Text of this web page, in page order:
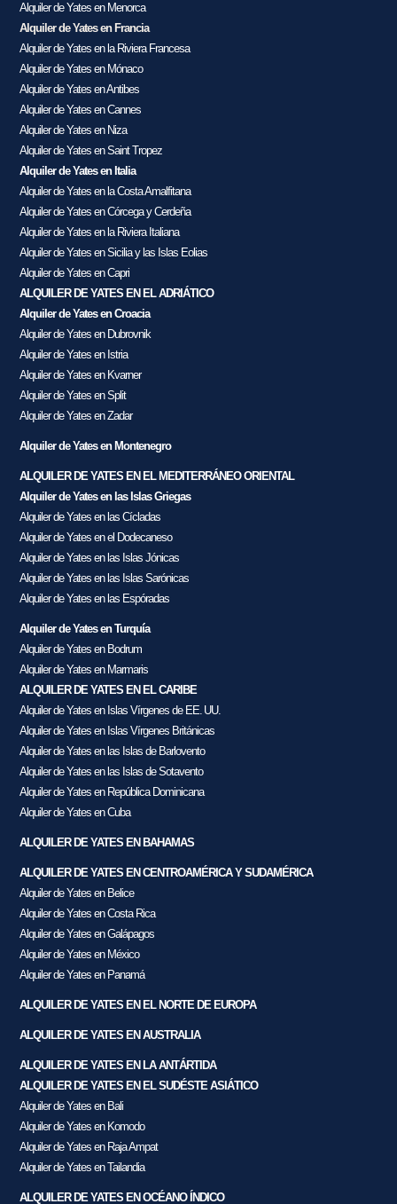
Alquiler de Yates en Menorca
Alquiler de Yates en Francia
Alquiler de Yates en la Riviera Francesa
Alquiler de Yates en Mónaco
Alquiler de Yates en Antibes
Alquiler de Yates en Cannes
Alquiler de Yates en Niza
Alquiler de Yates en Saint Tropez
Alquiler de Yates en Italia
Alquiler de Yates en la Costa Amalfitana
Alquiler de Yates en Córcega y Cerdeña
Alquiler de Yates en la Riviera Italiana
Alquiler de Yates en Sicilia y las Islas Eolias
Alquiler de Yates en Capri
ALQUILER DE YATES EN EL ADRIÁTICO
Alquiler de Yates en Croacia
Alquiler de Yates en Dubrovnik
Alquiler de Yates en Istria
Alquiler de Yates en Kvarner
Alquiler de Yates en Split
Alquiler de Yates en Zadar
Alquiler de Yates en Montenegro
ALQUILER DE YATES EN EL MEDITERRÁNEO ORIENTAL
Alquiler de Yates en las Islas Griegas
Alquiler de Yates en las Cícladas
Alquiler de Yates en el Dodecaneso
Alquiler de Yates en las Islas Jónicas
Alquiler de Yates en las Islas Sarónicas
Alquiler de Yates en las Espóradas
Alquiler de Yates en Turquía
Alquiler de Yates en Bodrum
Alquiler de Yates en Marmaris
ALQUILER DE YATES EN EL CARIBE
Alquiler de Yates en Islas Vírgenes de EE. UU.
Alquiler de Yates en Islas Vírgenes Británicas
Alquiler de Yates en las Islas de Barlovento
Alquiler de Yates en las Islas de Sotavento
Alquiler de Yates en República Dominicana
Alquiler de Yates en Cuba
ALQUILER DE YATES EN BAHAMAS
ALQUILER DE YATES EN CENTROAMÉRICA Y SUDAMÉRICA
Alquiler de Yates en Belice
Alquiler de Yates en Costa Rica
Alquiler de Yates en Galápagos
Alquiler de Yates en México
Alquiler de Yates en Panamá
ALQUILER DE YATES EN EL NORTE DE EUROPA
ALQUILER DE YATES EN AUSTRALIA
ALQUILER DE YATES EN LA ANTÁRTIDA
ALQUILER DE YATES EN EL SUDÉSTE ASIÁTICO
Alquiler de Yates en Bali
Alquiler de Yates en Komodo
Alquiler de Yates en Raja Ampat
Alquiler de Yates en Tailandia
ALQUILER DE YATES EN OCÉANO ÍNDICO